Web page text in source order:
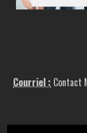
Courriel : Contact